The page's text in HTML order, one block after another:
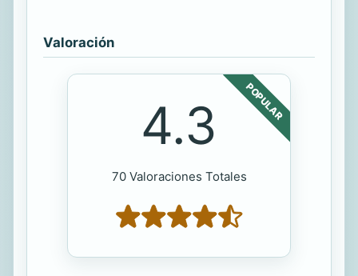
Valoración
POPULAR
4.3
70 Valoraciones Totales